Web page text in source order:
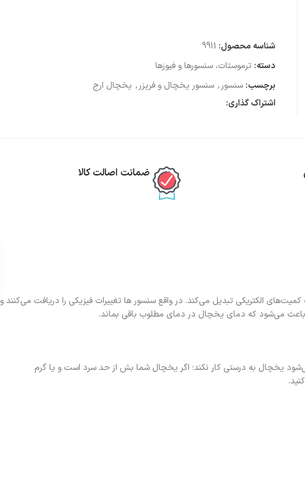
شناسه محصول: 9911
دسته: ترموستات، سنسورها و فیوزها
برچسب: سنسور , سنسور یخچال و فریزر , یخچال ارج
اشتراک گذاری:
ضمانت اصالت کالا
الکتریکی تبدیل می‌کند. در واقع سنسور ها تغییرات فیزیکی را دریافت می‌کنند و
باعث می‌شود که دمای یخچال در دمای مطلوب باقی بماند.
یخچال به درستی کار نکند؛ اگر یخچال شما بش از حد سرد است و یا گرم